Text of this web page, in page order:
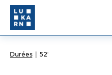
Durées 52'